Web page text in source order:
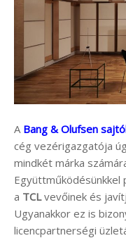
A Bang & Olufsen
cég vezérigazgatója
mindkét márka
Együttműködésünkkel
a TCLvevőinek és
Ugyanakkor ez is
licencpartnerségi